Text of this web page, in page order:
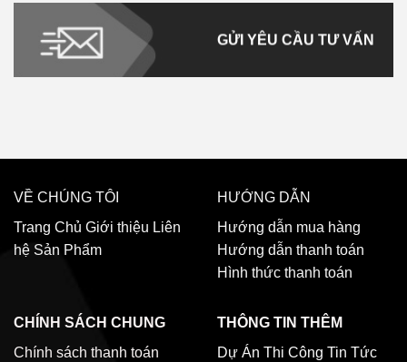
GỬI YÊU CẦU TƯ VẤN
VỀ CHÚNG TÔI
Trang Chủ Giới thiệu Liên
hệ Sản Phẩm
HƯỚNG DẪN
Hướng dẫn mua hàng
Hướng dẫn thanh toán
Hình thức thanh toán
CHÍNH SÁCH CHUNG
Chính sách thanh toán
THÔNG TIN THÊM
Dự Án Thi Công Tin Tức